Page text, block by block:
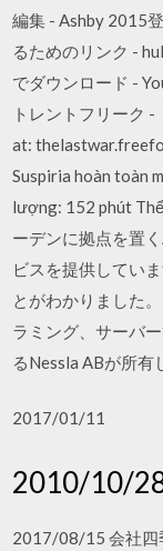
編集 - Ashby 2015
るためのリンク -
でダウンロード -
トレントフリーク
at:
Suspiria hoàn toàn
lượng: 152 phút Thể
ーデンに拠点を置
ビスを提供してい
とがわかりました
ラミング、サーバ
るNessla ABが所有
2017/01/11
2010/10/
2017/08/15 会社四